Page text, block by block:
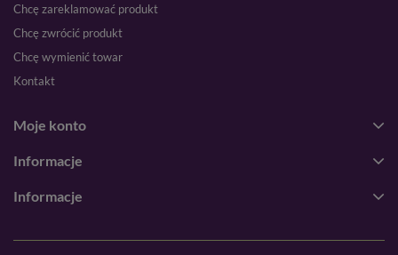
Chcę zareklamować produkt
Chcę zwrócić produkt
Chcę wymienić towar
Kontakt
Moje konto
Informacje
Informacje